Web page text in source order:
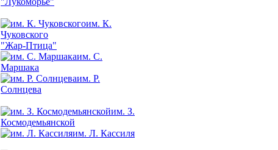
им. К.
Чуковского
"Жар-Птица"
им. С.
Маршака
им. Р.
Солнцева
им. З.
Космодемьянской
им. Л. Кассиля